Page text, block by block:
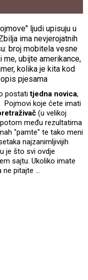
ljudi upisuju u
ima nevjerojatnih
broj mobitela vesne
ubijte amerikance,
kolika je kita kod
pjesama
postatitjedna novica,
Pojmovi koje ćete imati
(u velikoj
među rezultatima
"pamte" te tako meni
najzanimljivijih
je što svi ovdje
sajtu. Ukoliko imate
ne pitajte …